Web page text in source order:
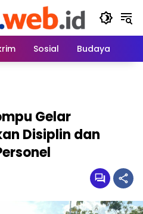
Sosial Budaya
Gelar
Disiplin dan